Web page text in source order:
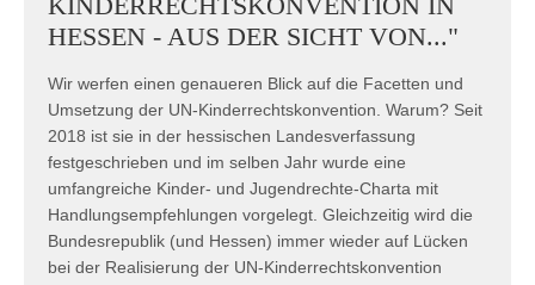
HESSEN - AUS DER SICHT VON..."
Wir werfen einen genaueren Blick auf die Facetten und
Umsetzung der UN-Kinderrechtskonvention. Warum? Seit
2018 ist sie in der hessischen Landesverfassung
festgeschrieben und im selben Jahr wurde eine
umfangreiche Kinder- und Jugendrechte-Charta mit
Handlungsempfehlungen vorgelegt. Gleichzeitig wird die
Bundesrepublik (und Hessen) immer wieder auf Lücken
bei der Realisierung der UN-Kinderrechtskonvention